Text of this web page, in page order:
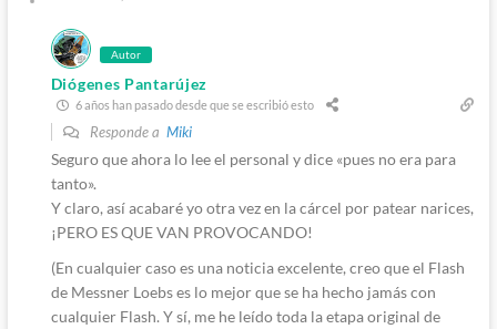
Autor
Diógenes Pantarújez
6 años han pasado desde que se escribió esto
Responde a Miki
Seguro que ahora lo lee el personal y dice «pues no era para
tanto».
Y claro, así acabaré yo otra vez en la cárcel por patear narices,
¡PERO ES QUE VAN PROVOCANDO!
(En cualquier caso es una noticia excelente, creo que el Flash
de Messner Loebs es lo mejor que se ha hecho jamás con
cualquier Flash. Y sí, me he leído toda la etapa original de